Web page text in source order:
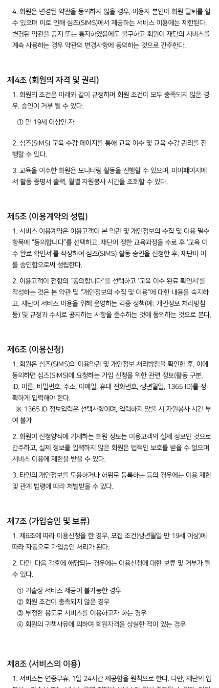
4. 회원은 변경된 약관을 동의하지 않을 경우, 이용자 본인이 회원 탈퇴를 할
수 있으며 이로 인해 심즈(SIMS)에서 제공하는 서비스 이용에는 제한된다.
변경된 약관을 공지 또는 통지하였음에도 불구하고 회원이 재단의 서비스를
계속 사용하는 경우 약관의 변경사항에 동의하는 것으로 간주한다.
제4조 (회원의 자격 및 권리)
1. 회원의 조건은 아래와 같이 규정하며 회원 조건이 모두 충족되지 않은 경
우, 승인이 거부 될 수 있다.
① 만 19세 이상인 자
2. 심즈(SIMS) 교육 수강 페이지를 통해 교육 이수 및 교육 수강 관리를 진
행할 수 있다.
3. 교육을 이수한 회원은 모니터링 활동을 진행할 수 있으며, 마이페이지에
서 활동 증명서 출력, 월별 자원봉사 시간을 조회할 수 있다.
제5조 (이용계약의 성립)
1. 서비스 이용계약은 이용고객이 본 약관 및 개인정보의 수집 및 이용 필수
항목에 “동의합니다”를 선택하고, 재단이 정한 교육과정을 수료 후 ‘교육 이
수 완료 확인서’를 작성하여 심즈(SIMS) 활동 승인을 신청한 후, 재단이 이
를 승인함으로써 성립한다.
2. 이용고객이 전항의 “동의합니다”를 선택하고 ‘교육 이수 완료 확인서’를
작성하는 것은 본 약관 및 “개인정보의 수집 및 이용”에 대한 내용을 숙지하
고, 재단이 서비스 이용을 위해 운영하는 각종 정책(예: 개인정보 처리방침
등) 및 규정과 수시로 공지하는 사항을 준수하는 것에 동의하는 것으로 본다.
제6조 (이용신청)
1. 회원은 심즈(SIMS)의 이용약관 및 개인정보 처리방침을 확인한 후, 이에
동의하면 심즈(SIMS)에 요청하는 가입 신청을 위한 관련 정보(활동 구분,
ID, 이름, 비밀번호, 주소, 이메일, 휴대 전화번호, 생년월일, 1365 ID)를 정
확하게 입력해야 한다.
※ 1365 ID 정보입력은 선택사항이며, 입력하지 않을 시 자원봉사 시간 부
여 불가
2. 회원이 신청양식에 기재하는 회원 정보는 이용고객의 실제 정보인 것으로
간주하고, 실제 정보를 입력하지 않은 회원은 법적인 보호를 받을 수 없으며
서비스 이용에 제한을 받을 수 있다.
3. 타인의 개인정보를 도용하거나 허위로 등록하는 등의 경우에는 이용 제한
및 관계 법령에 따라 처벌받을 수 있다.
제7조 (가입승인 및 보류)
1. 제6조에 따라 이용신청을 한 경우, 모집 조건(생년월일 만 19세 이상)에
따라 자동으로 가입승인 처리가 된다.
2. 다만, 다음 각호에 해당되는 경우에는 이용신청에 대한 보류 및 거부가 될
수 있다.
① 기술상 서비스 제공이 불가능한 경우
② 회원 조건이 충족되지 않은 경우
③ 부정한 용도로 서비스를 이용하고자 하는 경우
④ 회원의 귀책사유에 의하여 회원자격을 상실한 적이 있는 경우
제8조 (서비스의 이용)
1. 서비스는 연중무휴, 1일 24시간 제공함을 원칙으로 한다. 다만, 재단의 업